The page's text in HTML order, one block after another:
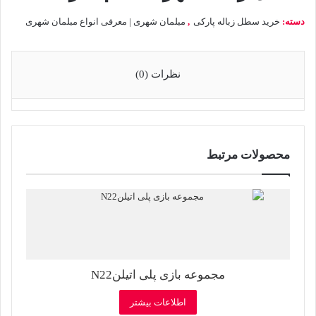
دسته: خرید سطل زباله پارکی , مبلمان شهری | معرفی انواع مبلمان شهری
نظرات (0)
محصولات مرتبط
مجموعه بازی پلی اتیلنN22
اطلاعات بیشتر